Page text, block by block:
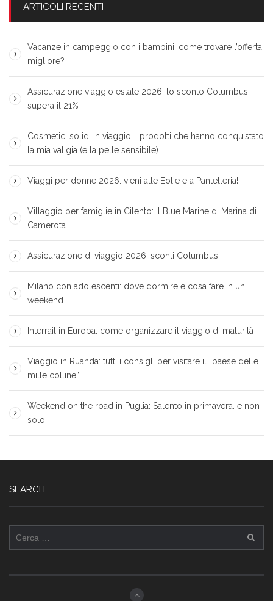
ARTICOLI RECENTI
Vacanze in campeggio con i bambini: come trovare l’offerta
migliore?
Assicurazione viaggio estate 2026: lo sconto Columbus
supera il 21%
Cosmetici solidi in viaggio: i prodotti che hanno conquistato
la mia valigia (e la pelle sensibile)
Viaggi per donne 2026: vieni alle Eolie e a Pantelleria!
Villaggio per famiglie in Cilento: il Blue Marine di Marina di
Camerota
Assicurazione di viaggio 2026: sconti Columbus
Milano con adolescenti: dove dormire e cosa fare in un
weekend
Interrail in Europa: come organizzare il viaggio di maturità
Viaggio in Ruanda: tutti i consigli per visitare il “paese delle
mille colline”
Weekend on the road in Puglia: Salento in primavera…e non
solo!
SEARCH
per: